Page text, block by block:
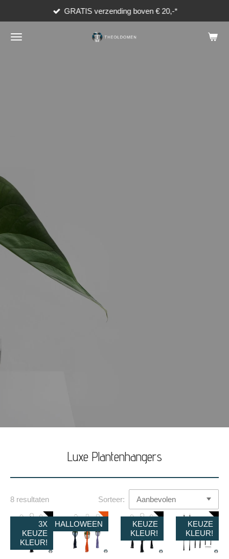
naar
GRATIS verzending boven € 20,-*
Luxe Plantenhangers
8 resultaten Sorteer:
3X
KEUZE
KLEUR!
HALLOWEEN
KEUZE
KLEUR!
KEUZE
KLEUR!